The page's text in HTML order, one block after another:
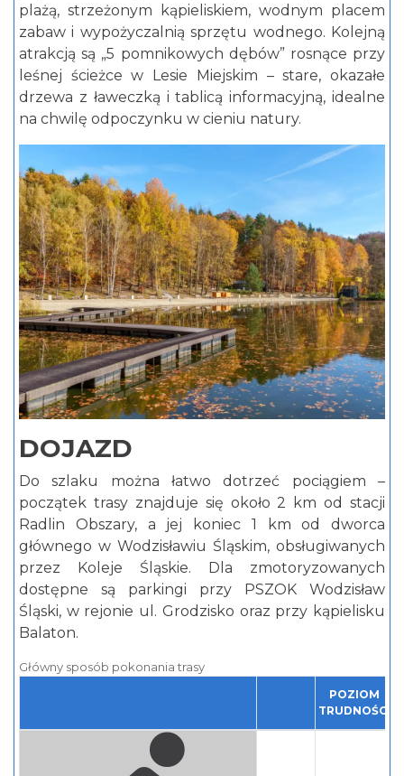
plażą, strzeżonym kąpieliskiem, wodnym placem
zabaw i wypożyczalnią sprzętu wodnego. Kolejną
atrakcją są „5 pomnikowych dębów” rosnące przy
leśnej ścieżce w Lesie Miejskim – stare, okazałe
drzewa z ławeczką i tablicą informacyjną, idealne
na chwilę odpoczynku w cieniu natury.
DOJAZD
Do szlaku można łatwo dotrzeć pociągiem –
początek trasy znajduje się około 2 km od stacji
Radlin Obszary, a jej koniec 1 km od dworca
głównego w Wodzisławiu Śląskim, obsługiwanych
przez Koleje Śląskie. Dla zmotoryzowanych
dostępne są parkingi przy PSZOK Wodzisław
Śląski, w rejonie ul. Grodzisko oraz przy kąpielisku
Balaton.
Główny sposób pokonania trasy
POZIOM
TRUDNOŚCI